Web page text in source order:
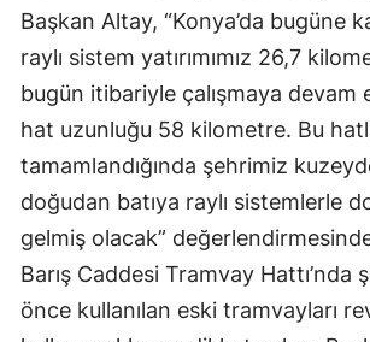
Başkan Altay, “Konya’da bugüne
raylı sistem yatırımımız 26,7
bugün itibariyle çalışmaya devam
hat uzunluğu 58 kilometre. Bu
tamamlandığında şehrimiz
doğudan batıya raylı sistemlerle
gelmiş olacak”
Barış Caddesi Tramvay Hattı’nda
önce kullanılan eski tramvayları